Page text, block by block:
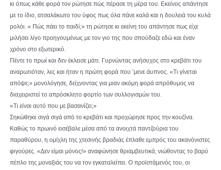
κι όπως κάθε φορά τον ρώτησε πώς πέρασε τη μέρα του. Εκείνος απάντησε
με το ίδιο, ατσαλάκωτο του ύφος πως όλα πάνε καλά και η δουλειά του κυλά
ρολόι. « Πώς πάει το παιδί;» τη ρώτησε κι εκείνη του απάντησε πως είχε
μιλήσει λίγο προηγουμένως με τον γιο της που σπούδαζε εδώ και έναν
χρόνο στο εξωτερικό.
Πέντε το πρωί και δεν έκλεισε μάτι. Γυρνώντας ανήσυχος στο κρεβάτι του
αναρωτιόταν, λες και ήταν η πρώτη φορά που ’μενε άυπνος. «Τι γίνεται
απόψε;» μονολόγησε, δείχνοντας για μιαν ακόμη φορά απρόθυμος να
διαχειριστεί το απρόσκλητο φορτίο των συλλογισμών του.
«Τι είναι αυτό που με βασανίζει;»
Σηκώθηκε σιγά σιγά από το κρεβάτι και προχώρησε προς την κουζίνα.
Καθώς το πρωινό εισέβαλε μέσα από τα ανοιχτά παντζούρια του
παραθύρου, η ομίχλη της χτεσινής βραδιάς έπλαθε εμπρός του ακανόνιστες
φιγούρες. «Δεν είμαι μόνος!» αναφώνησε θριαμβευτικά, νιώθοντας το βαρύ
πέπλο της μοναξιάς του να τον εγκαταλείπει. Ο προϊστάμενός του, οι